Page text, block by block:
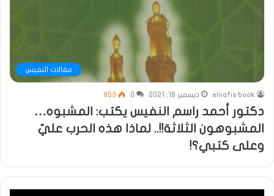
مقالات النفيس
elnafis book ديسمبر 18, 2021 0
853
دكتور أحمد راسم النفيس يكتب: المشبوه…
المشبوهون الثلاثة!!.. لماذا هذه الحرب عليّ
وعلى كتبي؟!